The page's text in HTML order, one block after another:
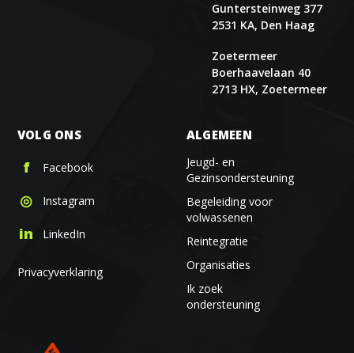
Guntersteinweg 377
2531 KA, Den Haag
Zoetermeer
Boerhaavelaan 40
2713 HX, Zoetermeer
VOLG ONS
f Facebook
◎ Instagram
in LinkedIn
Privacyverklaring
ALGEMEEN
Jeugd- en
Gezinsondersteuning
Begeleiding voor
volwassenen
Reintegratie
Organisaties
Ik zoek
ondersteuning